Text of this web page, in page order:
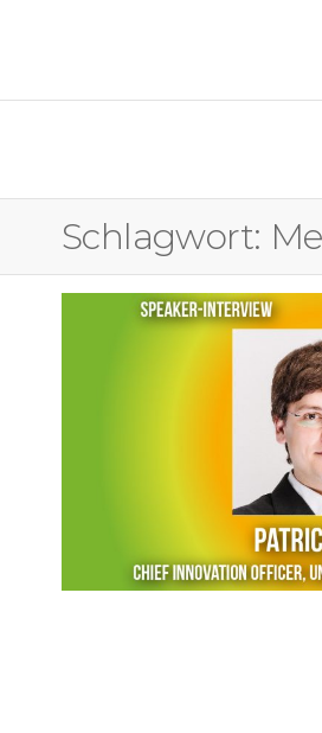
OSTFALIA
Schlagwort: